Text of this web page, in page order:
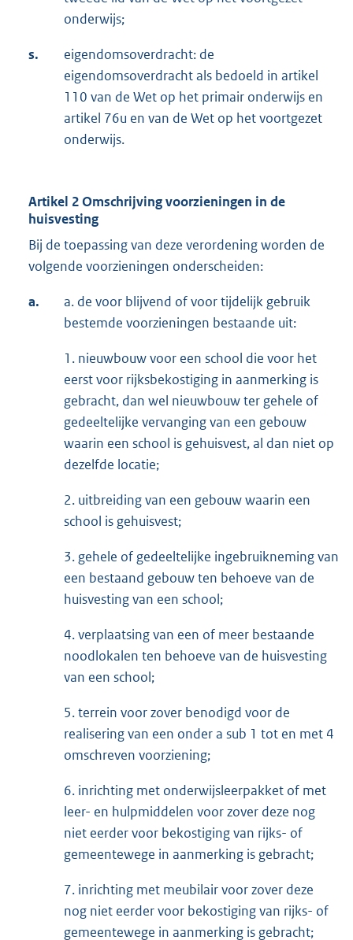
onderwijs;
s.
eigendomsoverdracht: de
eigendomsoverdracht als bedoeld in artikel
110 van de Wet op het primair onderwijs en
artikel 76u en van de Wet op het voortgezet
onderwijs.
Artikel 2 Omschrijving voorzieningen in de
huisvesting
Bij de toepassing van deze verordening worden de
volgende voorzieningen onderschei­den:
a.
a. de voor blijvend of voor tijdelijk gebruik
bestemde voorzieningen bestaande uit:
1. nieuwbouw voor een school die voor het
eerst voor rijksbekostiging in aanmerking is
gebracht, dan wel nieuwbouw ter gehele of
gedeeltelijke vervanging van een ge­bouw
waarin een school is gehuisvest, al dan niet op
dezelfde locatie;
2. uitbreiding van een gebouw waarin een
school is gehuisvest;
3. gehele of gedeeltelijke ingebruikneming van
een bestaand gebouw ten behoeve van de
huisvesting van een school;
4. verplaatsing van een of meer bestaande
noodlokalen ten behoeve van de huisves­ting
van een school;
5. terrein voor zover benodigd voor de
realisering van een onder a sub 1 tot en met 4
omschreven voorziening;
6. inrichting met onderwijsleerpakket of met
leer- en hulpmiddelen voor zover deze nog
niet eerder voor bekostiging van rijks- of
gemeentewege in aanmerking is ge­bracht;
7. inrichting met meubilair voor zover deze
nog niet eerder voor bekostiging van rijks- of
gemeentewege in aanmerking is gebracht;